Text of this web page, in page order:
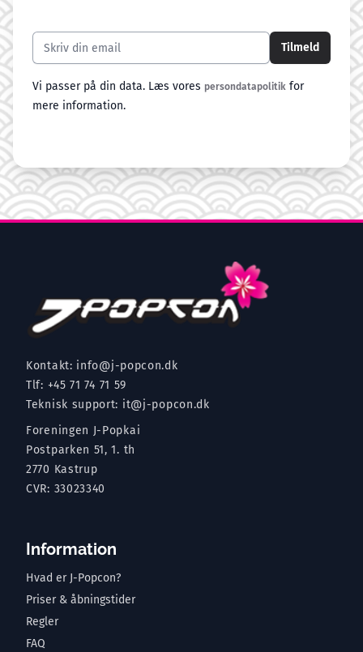
Email addresse
Tilmeld
Vi passer på din data. Læs vores persondatapolitik for
mere information.
Kontakt: info@j-popcon.dk
Tlf: +45 71 74 71 59
Teknisk support: it@j-popcon.dk
Foreningen J-Popkai
Postparken 51, 1. th
2770 Kastrup
CVR: 33023340
Information
Hvad er J-Popcon?
Priser & åbningstider
Regler
FAQ